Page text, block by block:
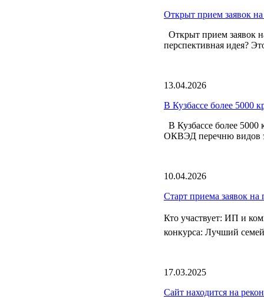
Открыт прием заявок
Открыт прием заявок
перспективная идея?
13.04.2026
В Кузбассе более 5000
В Кузбассе более
ОКВЭД перечню видов
10.04.2026
Старт приема заявок
Кто участвует: ИП и
конкурса: Лучший
17.03.2025
Сайт находится на